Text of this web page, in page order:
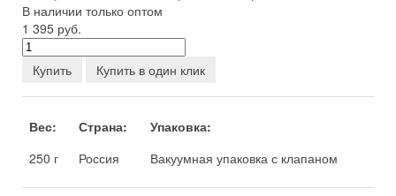
В наличии только оптом
1 395 руб.
Купить Купить в один клик
Вес: Страна:
Упаковка:
250 г
Россия Вакуумная упаковка с клапаном